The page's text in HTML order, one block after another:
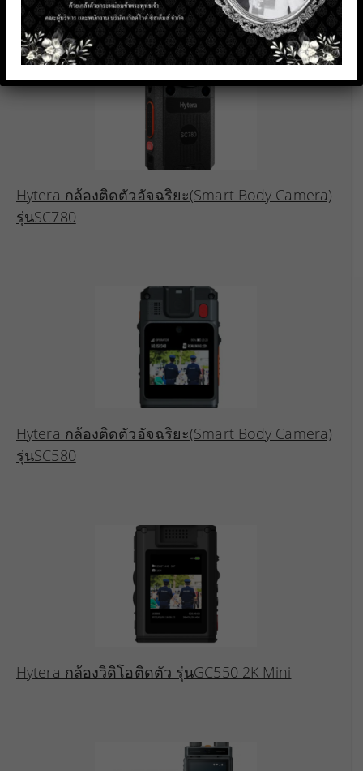
Hytera กล้องติดตัวอัจฉริยะ(Smart Body Camera)
รุ่นSC780
Hytera กล้องติดตัวอัจฉริยะ(Smart Body Camera)
รุ่นSC580
Hytera กล้องวิดิโอติดตัว รุ่นGC550 2K Mini